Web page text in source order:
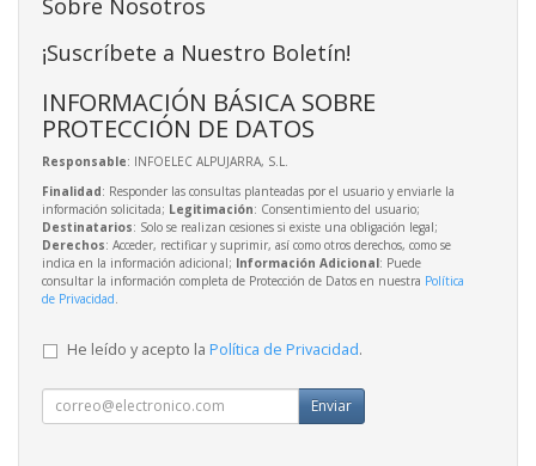
Sobre Nosotros
¡Suscríbete a Nuestro Boletín!
INFORMACIÓN BÁSICA SOBRE
PROTECCIÓN DE DATOS
Responsable: INFOELEC ALPUJARRA, S.L.
Finalidad: Responder las consultas planteadas por el usuario y enviarle la
información solicitada; Legitimación: Consentimiento del usuario;
Destinatarios: Solo se realizan cesiones si existe una obligación legal;
Derechos: Acceder, rectificar y suprimir, así como otros derechos, como se
indica en la información adicional; Información Adicional: Puede
consultar la información completa de Protección de Datos en nuestra Política
de Privacidad.
He leído y acepto la Política de Privacidad.
Enviar